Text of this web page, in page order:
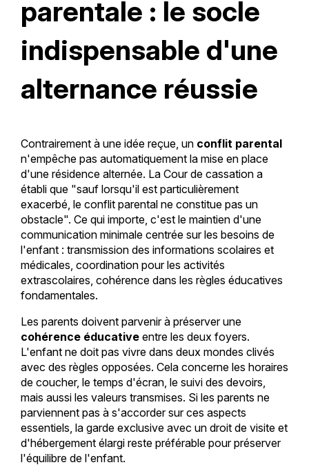
parentale : le socle
indispensable d'une
alternance réussie
Contrairement à une idée reçue, un conflit parental
n'empêche pas automatiquement la mise en place
d'une résidence alternée. La Cour de cassation a
établi que "sauf lorsqu'il est particulièrement
exacerbé, le conflit parental ne constitue pas un
obstacle". Ce qui importe, c'est le maintien d'une
communication minimale centrée sur les besoins de
l'enfant : transmission des informations scolaires et
médicales, coordination pour les activités
extrascolaires, cohérence dans les règles éducatives
fondamentales.
Les parents doivent parvenir à préserver une
cohérence éducativeentre les deux foyers.
L'enfant ne doit pas vivre dans deux mondes clivés
avec des règles opposées. Cela concerne les horaires
de coucher, le temps d'écran, le suivi des devoirs,
mais aussi les valeurs transmises. Si les parents ne
parviennent pas à s'accorder sur ces aspects
essentiels, la garde exclusive avec un droit de visite et
d'hébergement élargi reste préférable pour préserver
l'équilibre de l'enfant.